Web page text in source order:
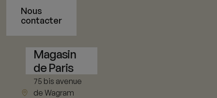
Nous
contacter
Magasin
de Paris
75 bis avenue
de Wagram